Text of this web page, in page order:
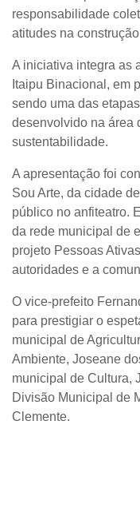
responsabilidade
atitudes na
A iniciativa integra as
Itaipu Binacional, em
sendo uma das
desenvolvido na área
sustentabilidade.
A apresentação foi
Sou Arte, da cidade
público no anfiteatro.
da rede municipal de
projeto Pessoas
autoridades e a
O vice-prefeito
para prestigiar o
municipal de
Ambiente, Joseane
municipal de Cultura,
Divisão Municipal de
Clemente.